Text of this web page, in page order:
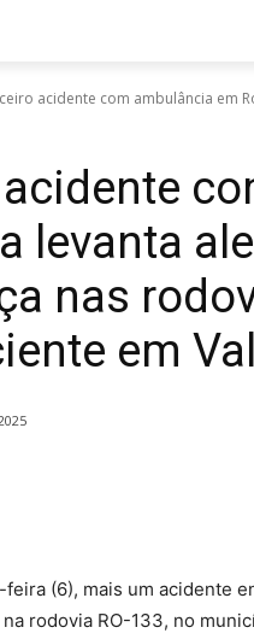
acidente com ambulância em
levanta
nas
em
(6), mais um acidente
rodovia RO-133, no